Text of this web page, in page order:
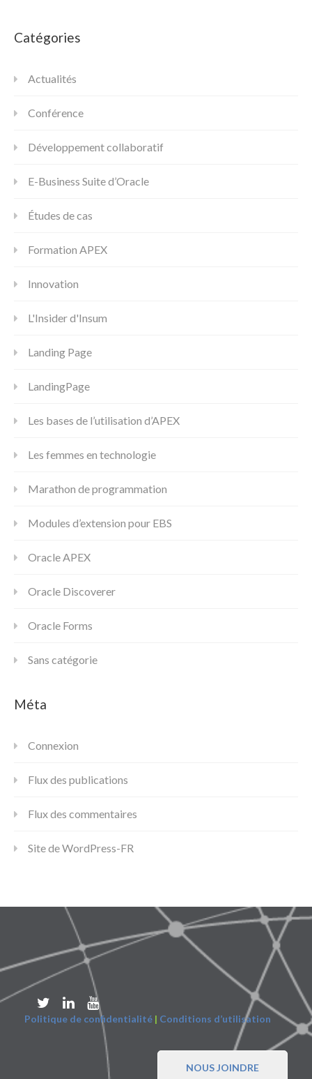
Catégories
Actualités
Conférence
Développement collaboratif
E-Business Suite d’Oracle
Études de cas
Formation APEX
Innovation
L'Insider d'Insum
Landing Page
LandingPage
Les bases de l’utilisation d’APEX
Les femmes en technologie
Marathon de programmation
Modules d’extension pour EBS
Oracle APEX
Oracle Discoverer
Oracle Forms
Sans catégorie
Méta
Connexion
Flux des publications
Flux des commentaires
Site de WordPress-FR
Politique de confidentialité | Conditions d’utilisation
NOUS JOINDRE